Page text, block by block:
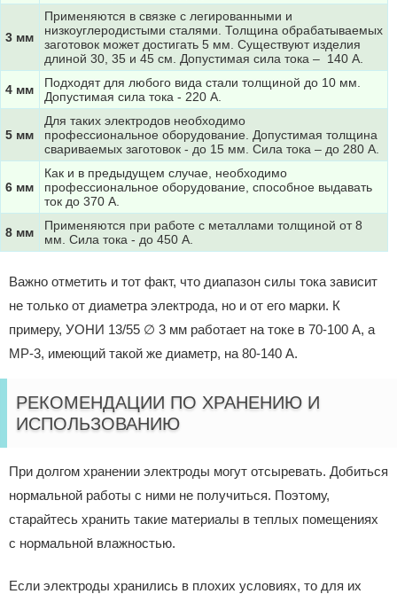
3 мм
Применяются в связке с легированными и
низкоуглеродистыми сталями. Толщина обрабатываемых
заготовок может достигать 5 мм. Существуют изделия
длиной 30, 35 и 45 см. Допустимая сила тока – 140 А.
4 мм
Подходят для любого вида стали толщиной до 10 мм.
Допустимая сила тока - 220 А.
5 мм
Для таких электродов необходимо
профессиональное оборудование. Допустимая толщина
свариваемых заготовок - до 15 мм. Сила тока – до 280 А.
6 мм
Как и в предыдущем случае, необходимо
профессиональное оборудование, способное выдавать
ток до 370 А.
8 мм
Применяются при работе с металлами толщиной от 8
мм. Сила тока - до 450 А.
Важно отметить и тот факт, что диапазон силы тока зависит
не только от диаметра электрода, но и от его марки. К
примеру, УОНИ 13/55 ∅ 3 мм работает на токе в 70-100 А, а
МР-3, имеющий такой же диаметр, на 80-140 А.
РЕКОМЕНДАЦИИ ПО ХРАНЕНИЮ И
ИСПОЛЬЗОВАНИЮ
При долгом хранении электроды могут отсыревать. Добиться
нормальной работы с ними не получиться. Поэтому,
старайтесь хранить такие материалы в теплых помещениях
с нормальной влажностью.
Если электроды хранились в плохих условиях, то для их